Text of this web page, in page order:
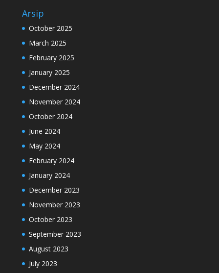
Arsip
October 2025
March 2025
February 2025
January 2025
December 2024
November 2024
October 2024
June 2024
May 2024
February 2024
January 2024
December 2023
November 2023
October 2023
September 2023
August 2023
July 2023